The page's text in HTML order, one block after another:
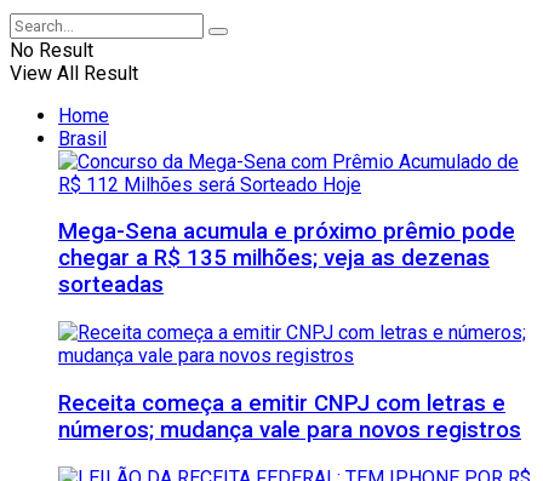
No Result
View All Result
Home
Brasil
Mega-Sena acumula e próximo prêmio pode
chegar a R$ 135 milhões; veja as dezenas
sorteadas
Receita começa a emitir CNPJ com letras e
números; mudança vale para novos registros